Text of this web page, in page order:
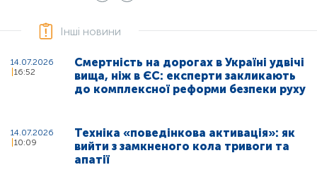
Інші новини
14.07.2026
16:52
Смертність на дорогах в Україні удвічі
вища, ніж в ЄС: експерти закликають
до комплексної реформи безпеки руху
14.07.2026
10:09
Техніка «поведінкова активація»: як
вийти з замкненого кола тривоги та
апатії